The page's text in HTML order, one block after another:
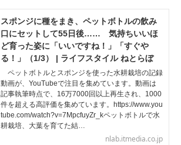
スポンジに種をまき、ペットボトルの飲み
口にセットして55日後…… 気持ちいいほ
ど育った姿に「いいですね！」「すぐや
る！」（1/3） | ライフスタイル ねとらぼ
ペットボトルとスポンジを使った水耕栽培の記録
動画が、YouTubeで注目を集めています。動画は
記事執筆時点で、16万7000回以上再生され、1000
件を超える高評価を集めています。https://www.you
tube.com/watch?v=7MpcfuyZr_kペットボトルで水
耕栽培、大葉を育てた結…
nlab.itmedia.co.jp